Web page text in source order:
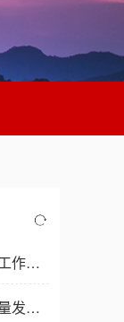
习近平对常态化做好东西部协作工作作出重要指示
习近平就推动哲学社会科学高质量发展作出重要指示